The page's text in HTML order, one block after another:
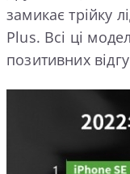
замикає трійку
Plus. Всі ці
позитивних